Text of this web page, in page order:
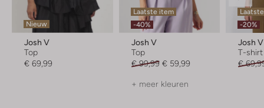
Nieuw
Josh V
Top
€ 69,99
Laatste item
-40%
Josh V
Top
€ 99,99 € 59,99
+ meer kleuren
-20%
Josh V
T-shirt
€